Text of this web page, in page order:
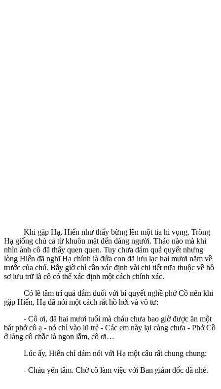
Khi gặp Hạ, Hiển như thấy bừng lên một tia hi vọng. Trông
Hạ giống chú cả từ khuôn mặt đến dáng người. Thảo nào mà khi
nhìn ảnh cô đã thấy quen quen. Tuy chưa dám quả quyết nhưng
lòng Hiển đã nghĩ Hạ chính là đứa con đã lưu lạc hai mươi năm về
trước của chú. Bây giờ chỉ cần xác định vài chi tiết nữa thuộc về hồ
sơ lưu trữ là cô có thể xác định một cách chính xác.
Có lẽ tâm trí quá đắm đuối với bí quyết nghề phở Cồ nên khi
gặp Hiển, Hạ đã nói một cách rất hồ hởi và vô tư:
- Cô ơi, đã hai mươi tuổi mà cháu chưa bao giờ được ăn một
bát phở cô ạ - nó chỉ vào lũ trẻ - Các em này lại càng chưa - Phở Cồ
ở làng cô chắc là ngon lắm, cô ơi…
Lúc ấy, Hiển chỉ dám nói với Hạ một câu rất chung chung:
- Cháu yên tâm. Chờ cô làm việc với Ban giám đốc đã nhé.